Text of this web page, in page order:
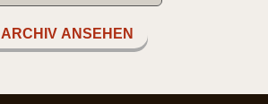
ARCHIV ANSEHEN